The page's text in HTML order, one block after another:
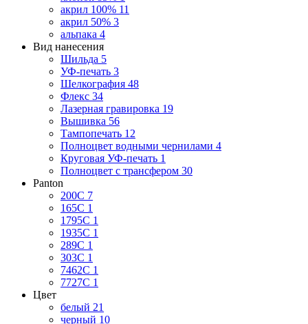
акрил 100% 11
акрил 50% 3
альпака 4
Вид нанесения
Шильда 5
УФ-печать 3
Шелкография 48
Флекс 34
Лазерная гравировка 19
Вышивка 56
Тампопечать 12
Полноцвет водными чернилами 4
Круговая УФ-печать 1
Полноцвет с трансфером 30
Panton
200C 7
165C 1
1795C 1
1935C 1
289C 1
303C 1
7462C 1
7727C 1
Цвет
белый 21
черный 10